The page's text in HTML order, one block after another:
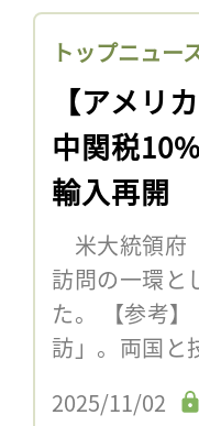
トップニュー
【アメリ
中関税
輸入再開
米大統領府
訪問の一環と
た。 【参考
訪」。両国と
2025/11/02